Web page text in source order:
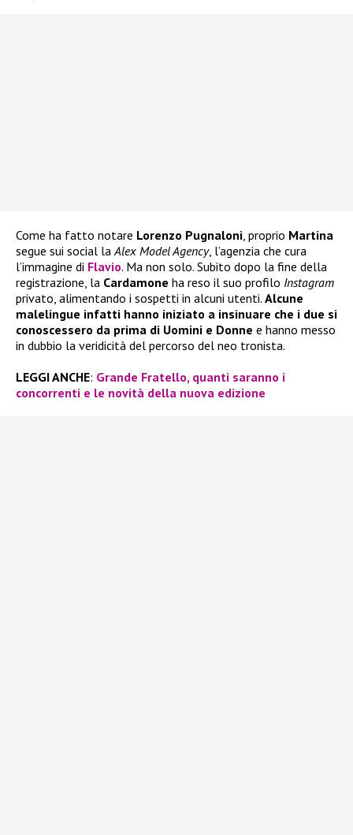
Come ha fatto notare Lorenzo Pugnaloni, proprio Martina
segue sui social laAlex Model Agency, l’agenzia che cura
l’immagine di Flavio. Ma non solo. Subito dopo la fine della
registrazione, la Cardamone ha reso il suo profilo Instagram
privato, alimentando i sospetti in alcuni utenti. Alcune
malelingue infatti hanno iniziato a insinuare che i due si
conoscessero da prima di Uomini e Donne e hanno messo
in dubbio la veridicità del percorso del neo tronista.
LEGGI ANCHE: Grande Fratello, quanti saranno i
concorrenti e le novità della nuova edizione